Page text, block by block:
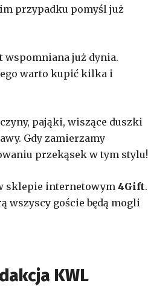
przypadku pomyśl już
wspomniana już dynia.
warto kupić kilka i
pająki, wiszące duszki
Gdy zamierzamy
przekąsek w tym stylu!
sklepie internetowym 4Gift.
wszyscy goście będą mogli
KWL